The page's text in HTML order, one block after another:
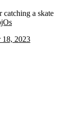
catching a skate
18, 2023